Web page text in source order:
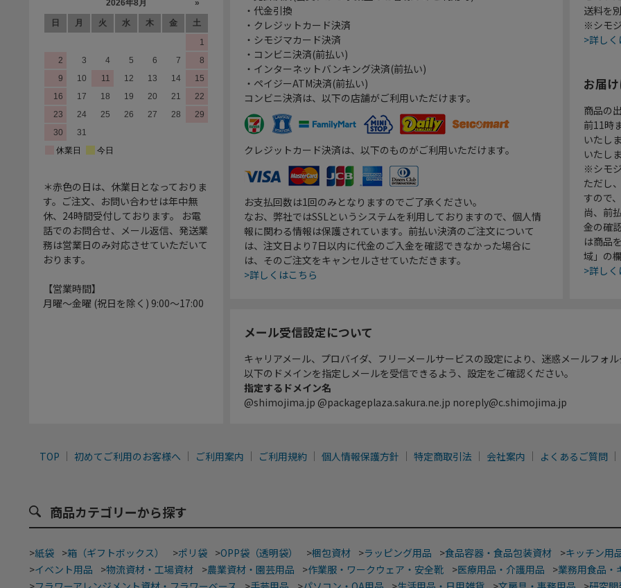
＊赤色の日は、休業日となっておりま
す。ご注文、お問い合わせは年中無
休、24時間受付しております。 お電
話でのお問合せ、メール返信、発送業
務は営業日のみ対応させていただいて
おります。
【営業時間】
月曜～金曜 (祝日を除く) 9:00～17:00
・代金引換
・クレジットカード決済
・シモジマカード決済
・コンビニ決済(前払い)
・インターネットバンキング決済(前払い)
・ペイジーATM決済(前払い)
コンビニ決済は、以下の店舗がご利用いただけます。
クレジットカード決済は、以下のものがご利用いただけます。
お支払回数は1回のみとなりますのでご了承ください。
なお、弊社ではSSLというシステムを利用しておりますので、個人情
報に関わる情報は保護されています。前払い決済のご注文について
は、注文日より7日以内に代金のご入金を確認できなかった場合に
は、そのご注文をキャンセルさせていただきます。
>詳しくはこちら
送料を
※シモ
>詳し
お届
商品の
前11時
いたし
いたし
※シモ
ただし
すので
尚、前
金の確
は商品
域」の
>詳し
メール受信設定について
キャリアメール、プロバイダ、フリーメールサービスの設定により、迷惑メールフォ
以下のドメインを指定しメールを受信できるよう、設定をご確認ください。
指定するドメイン名
@shimojima.jp @packageplaza.sakura.ne.jp noreply@c.shimojima.jp
TOP 初めてご利用のお客様へ ご利用案内 ご利用規約 個人情報保護方針 特定商取引法 会社案内 よくあるご質問
商品カテゴリーから探す
>紙袋 >箱（ギフトボックス） >ポリ袋 >OPP袋（透明袋） >梱包資材 >ラッピング用品 >食品容器・食品包装資材 >キッチン用
>イベント用品 >物流資材・工場資材 >農業資材・園芸用品 >作業服・ワークウェア・安全靴 >医療用品・介護用品 >業務用食品・